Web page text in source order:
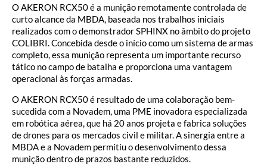
O AKERON RCX50 é a munição remotamente controlada de
curto alcance da MBDA, baseada nos trabalhos iniciais
realizados com o demonstrador SPHINX no âmbito do projeto
COLIBRI. Concebida desde o início como um sistema de armas
completo, essa munição representa um importante recurso
tático no campo de batalha e proporciona uma vantagem
operacional às forças armadas.
O AKERON RCX50 é resultado de uma colaboração bem-
sucedida com a Novadem, uma PME inovadora especializada
em robótica aérea, que há 20 anos projeta e fabrica soluções
de drones para os mercados civil e militar. A sinergia entre a
MBDA e a Novadem permitiu o desenvolvimento dessa
munição dentro de prazos bastante reduzidos.